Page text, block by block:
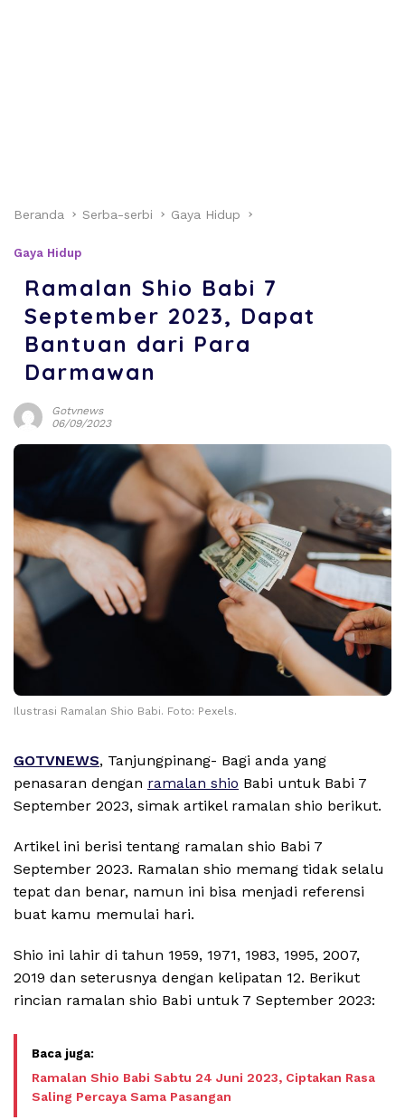
Beranda Serba-serbi Gaya Hidup
Gaya Hidup
Ramalan Shio Babi 7
September 2023, Dapat
Bantuan dari Para
Darmawan
Gotvnews
06/09/2023
Ilustrasi Ramalan Shio Babi. Foto: Pexels.
GOTVNEWS, Tanjungpinang- Bagi anda yang
penasaran dengan ramalan shio Babi untuk Babi 7
September 2023, simak artikel ramalan shio berikut.
Artikel ini berisi tentang ramalan shio Babi 7
September 2023. Ramalan shio memang tidak selalu
tepat dan benar, namun ini bisa menjadi referensi
buat kamu memulai hari.
Shio ini lahir di tahun 1959, 1971, 1983, 1995, 2007,
2019 dan seterusnya dengan kelipatan 12. Berikut
rincian ramalan shio Babi untuk 7 September 2023:
Ramalan Shio Babi Sabtu 24 Juni 2023, Ciptakan Rasa
Saling Percaya Sama Pasangan